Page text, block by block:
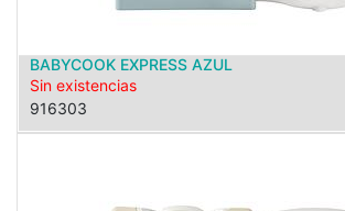
BABYCOOK EXPRESS AZUL
Sin existencias
916303